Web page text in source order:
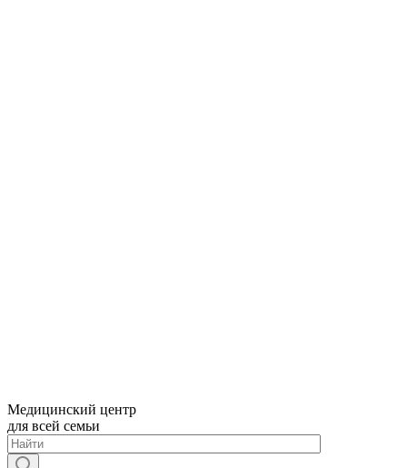
Медицинский центр
для всей семьи